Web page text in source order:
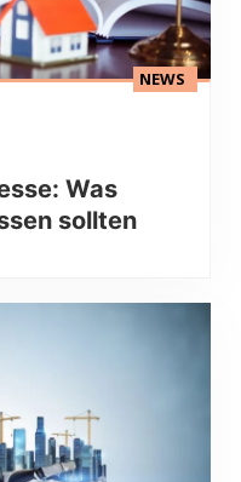
NEWS
Was
sollten